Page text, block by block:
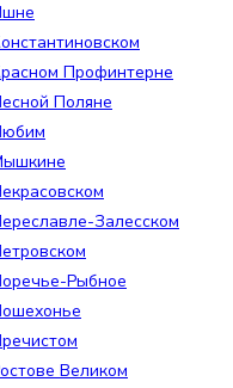
Профинтерне
Поляне
Залесском
Рыбное
Великом